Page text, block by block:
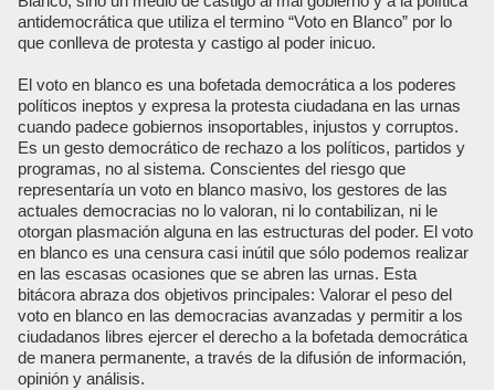
antidemocrática que utiliza el termino “Voto en Blanco” por lo
que conlleva de protesta y castigo al poder inicuo.
El voto en blanco es una bofetada democrática a los poderes
políticos ineptos y expresa la protesta ciudadana en las urnas
cuando padece gobiernos insoportables, injustos y corruptos.
Es un gesto democrático de rechazo a los políticos, partidos y
programas, no al sistema. Conscientes del riesgo que
representaría un voto en blanco masivo, los gestores de las
actuales democracias no lo valoran, ni lo contabilizan, ni le
otorgan plasmación alguna en las estructuras del poder. El voto
en blanco es una censura casi inútil que sólo podemos realizar
en las escasas ocasiones que se abren las urnas. Esta
bitácora abraza dos objetivos principales: Valorar el peso del
voto en blanco en las democracias avanzadas y permitir a los
ciudadanos libres ejercer el derecho a la bofetada democrática
de manera permanente, a través de la difusión de información,
opinión y análisis.